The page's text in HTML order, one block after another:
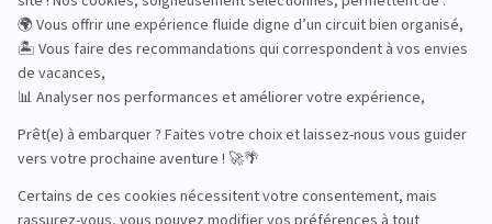
Nos thématiques